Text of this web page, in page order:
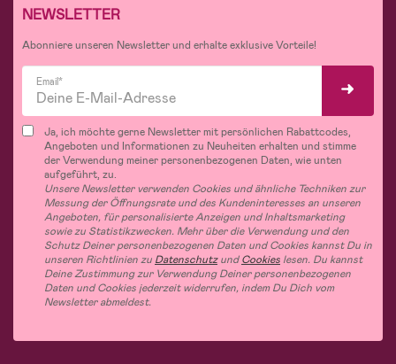
NEWSLETTER
Abonniere unseren Newsletter und erhalte exklusive Vorteile!
Email*
Ja, ich möchte gerne Newsletter mit persönlichen Rabattcodes,
Angeboten und Informationen zu Neuheiten erhalten und stimme
der Verwendung meiner personenbezogenen Daten, wie unten
aufgeführt, zu.
Unsere Newsletter verwenden Cookies und ähnliche Techniken zur
Messung der Öffnungsrate und des Kundeninteresses an unseren
Angeboten, für personalisierte Anzeigen und Inhaltsmarketing
sowie zu Statistikzwecken. Mehr über die Verwendung und den
Schutz Deiner personenbezogenen Daten und Cookies kannst Du in
unseren Richtlinien zu DatenschutzundCookies lesen. Du kannst
Deine Zustimmung zur Verwendung Deiner personenbezogenen
Daten und Cookies jederzeit widerrufen, indem Du Dich vom
Newsletter abmeldest.